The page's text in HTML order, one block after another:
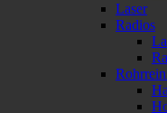
Laser
Radios